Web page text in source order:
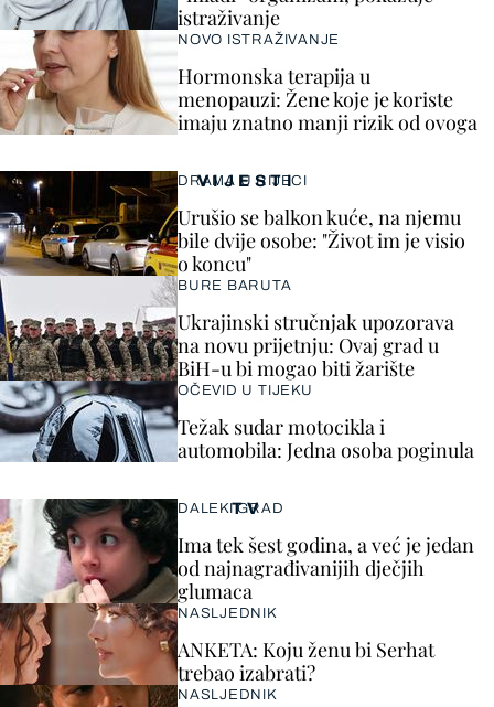
VIJESTI
DRAMA U RIJECI
Urušio se balkon kuće, na njemu
bile dvije osobe: "Život im je visio
o koncu"
BURE BARUTA
Ukrajinski stručnjak upozorava
na novu prijetnju: Ovaj grad u
BiH-u bi mogao biti žarište
OČEVID U TIJEKU
Težak sudar motocikla i
automobila: Jedna osoba poginula
istraživanje
NOVO ISTRAŽIVANJE
Hormonska terapija u
menopauzi: Žene koje je koriste
imaju znatno manji rizik od ovoga
TV
DALEKI GRAD
Ima tek šest godina, a već je jedan
od najnagrađivanijih dječjih
glumaca
NASLJEDNIK
ANKETA: Koju ženu bi Serhat
trebao izabrati?
NASLJEDNIK